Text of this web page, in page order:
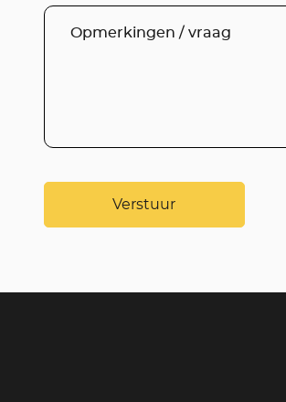
Verstuur